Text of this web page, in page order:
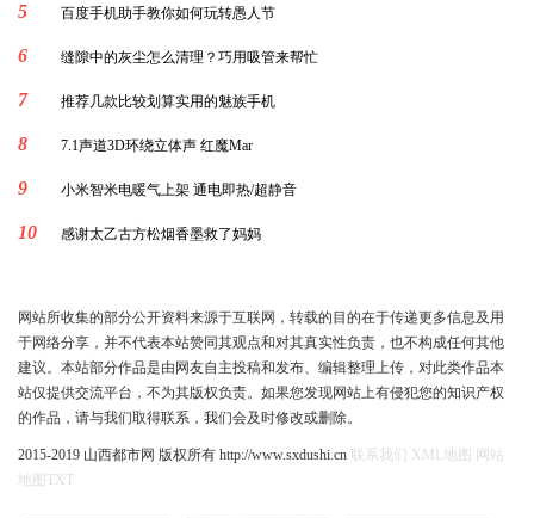
5 百度手机助手教你如何玩转愚人节
6 缝隙中的灰尘怎么清理？巧用吸管来帮忙
7 推荐几款比较划算实用的魅族手机
8 7.1声道3D环绕立体声 红魔Mar
9 小米智米电暖气上架 通电即热/超静音
10 感谢太乙古方松烟香墨救了妈妈
网站所收集的部分公开资料来源于互联网，转载的目的在于传递更多信息及用
于网络分享，并不代表本站赞同其观点和对其真实性负责，也不构成任何其他
建议。本站部分作品是由网友自主投稿和发布、编辑整理上传，对此类作品本
站仅提供交流平台，不为其版权负责。如果您发现网站上有侵犯您的知识产权
的作品，请与我们取得联系，我们会及时修改或删除。
2015-2019 山西都市网 版权所有 http://www.sxdushi.cn 联系我们 XML地图
网站
地图
TXT